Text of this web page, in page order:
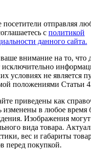
отправляя
с политикой
данного сайта.
внимание на то, что
исключительно
условиях не является
положениями Статьи
приведены как
изменены в любое время
Изображения могут
вида товара.
вес и габариты
перед покупкой.